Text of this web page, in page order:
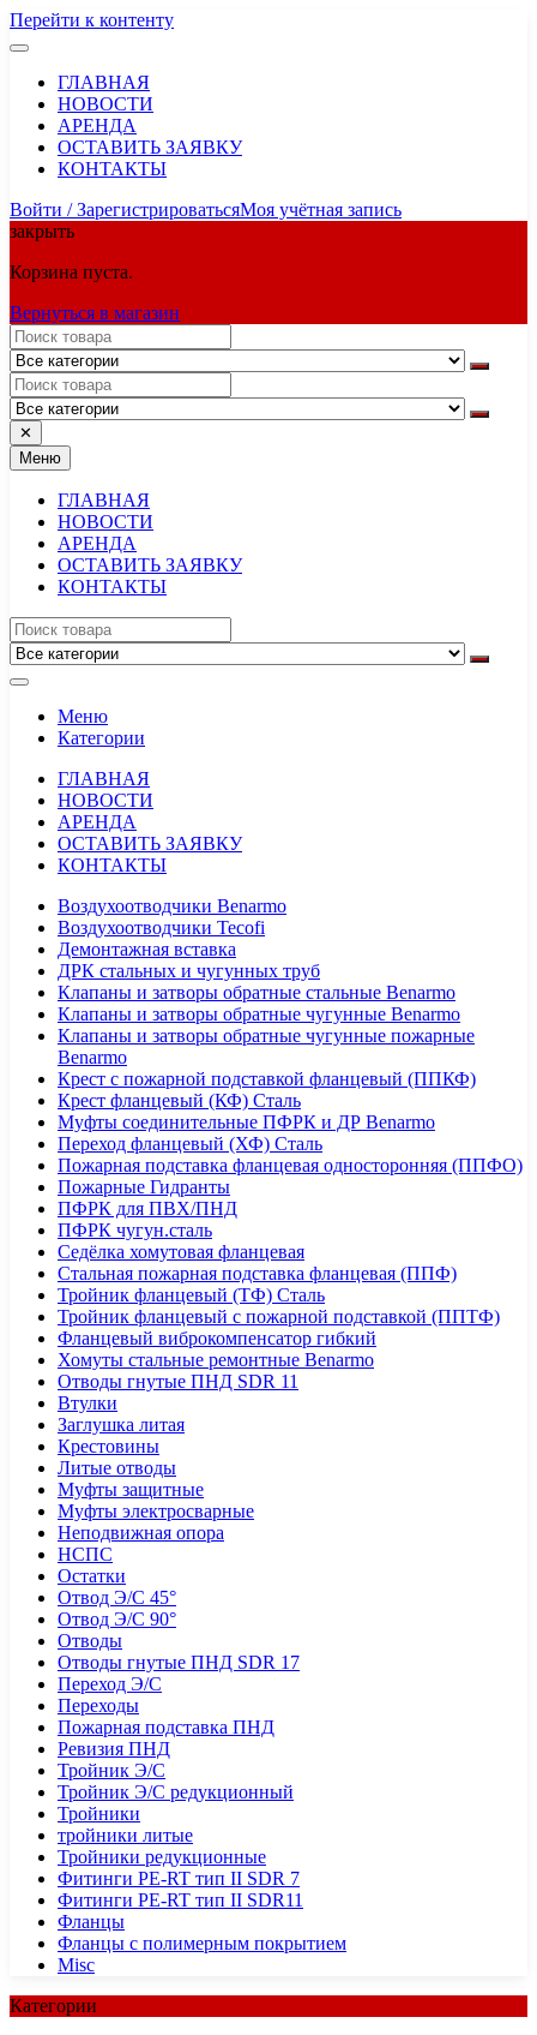
Перейти к контенту
ГЛАВНАЯ
НОВОСТИ
АРЕНДА
ОСТАВИТЬ ЗАЯВКУ
КОНТАКТЫ
Войти / ЗарегистрироватьсяМоя учётная запись
закрыть
Корзина пуста.
Вернуться в магазин
✕
Меню
ГЛАВНАЯ
НОВОСТИ
АРЕНДА
ОСТАВИТЬ ЗАЯВКУ
КОНТАКТЫ
Меню
Категории
ГЛАВНАЯ
НОВОСТИ
АРЕНДА
ОСТАВИТЬ ЗАЯВКУ
КОНТАКТЫ
Воздухоотводчики Benarmo
Воздухоотводчики Tecofi
Демонтажная вставка
ДРК стальных и чугунных труб
Клапаны и затворы обратные стальные Benarmo
Клапаны и затворы обратные чугунные Benarmo
Клапаны и затворы обратные чугунные пожарные
Benarmo
Крест с пожарной подставкой фланцевый (ППКФ)
Крест фланцевый (КФ) Сталь
Муфты соединительные ПФРК и ДР Benarmo
Переход фланцевый (ХФ) Сталь
Пожарная подставка фланцевая односторонняя (ППФО)
Пожарные Гидранты
ПФРК для ПВХ/ПНД
ПФРК чугун.сталь
Седёлка хомутовая фланцевая
Стальная пожарная подставка фланцевая (ППФ)
Тройник фланцевый (ТФ) Сталь
Тройник фланцевый с пожарной подставкой (ППТФ)
Фланцевый виброкомпенсатор гибкий
Хомуты стальные ремонтные Benarmo
Отводы гнутые ПНД SDR 11
Втулки
Заглушка литая
Крестовины
Литые отводы
Муфты защитные
Муфты электросварные
Неподвижная опора
НСПС
Остатки
Отвод Э/С 45°
Отвод Э/С 90°
Отводы
Отводы гнутые ПНД SDR 17
Переход Э/С
Переходы
Пожарная подставка ПНД
Ревизия ПНД
Тройник Э/С
Тройник Э/С редукционный
Тройники
тройники литые
Тройники редукционные
Фитинги PE-RT тип II SDR 7
Фитинги PE-RT тип II SDR11
Фланцы
Фланцы с полимерным покрытием
Misc
Категории